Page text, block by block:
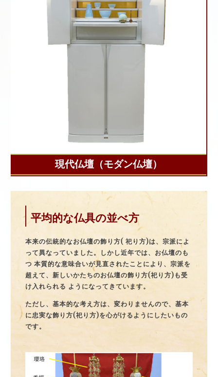
現代仏壇（モダン仏壇）
平均的な仏具の並べ方
本来の伝統的なお仏壇の飾り方( 祀り方)は、宗派によ
って異なっていました。しかし近年では、お仏壇のも
つ 本質的な意味合いが見直されたことにより、宗派を
超えて、新しいかたちのお仏壇の飾り方(祀り方)も受
け入れられる ようになってきています。
ただし、基本的な考え方は、変わりませんので、基本
に忠実な飾り方(祀り方)を心がけるようにしたいもの
です。